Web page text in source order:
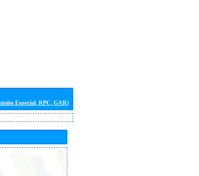
Especial, RPC, GAR)